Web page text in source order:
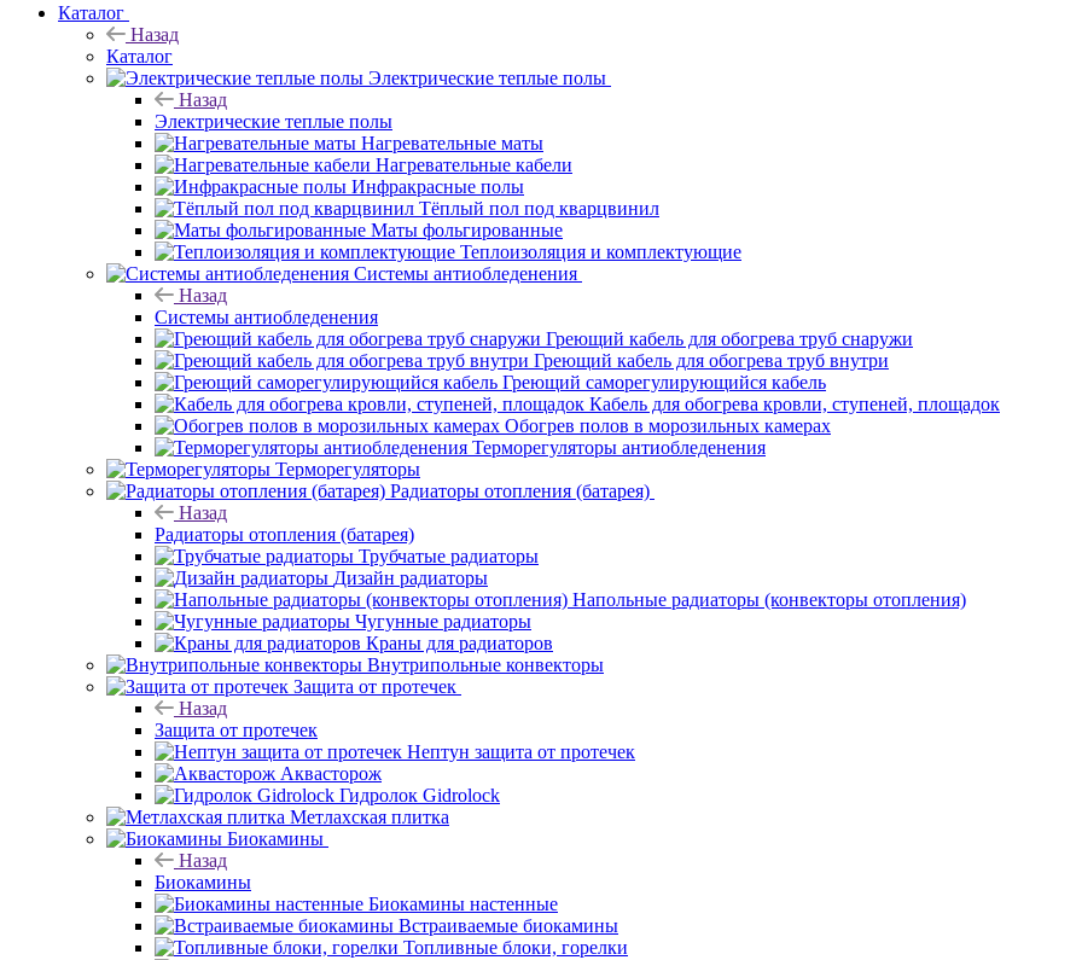
Каталог
Назад
Каталог
Электрические теплые полы
Назад
Электрические теплые полы
Нагревательные маты
Нагревательные кабели
Инфракрасные полы
Тёплый пол под кварцвинил
Маты фольгированные
Теплоизоляция и комплектующие
Системы антиобледенения
Назад
Системы антиобледенения
Греющий кабель для обогрева труб снаружи
Греющий кабель для обогрева труб внутри
Греющий саморегулирующийся кабель
Кабель для обогрева кровли, ступеней, площадок
Обогрев полов в морозильных камерах
Терморегуляторы антиобледенения
Терморегуляторы
Радиаторы отопления (батарея)
Назад
Радиаторы отопления (батарея)
Трубчатые радиаторы
Дизайн радиаторы
Напольные радиаторы (конвекторы отопления)
Чугунные радиаторы
Краны для радиаторов
Внутрипольные конвекторы
Защита от протечек
Назад
Защита от протечек
Нептун защита от протечек
Аквасторож
Гидролок Gidrolock
Метлахская плитка
Биокамины
Назад
Биокамины
Биокамины настенные
Встраиваемые биокамины
Топливные блоки, горелки